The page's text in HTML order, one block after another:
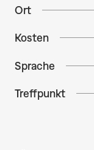
Ort
Kosten
Sprache
Treffpunkt